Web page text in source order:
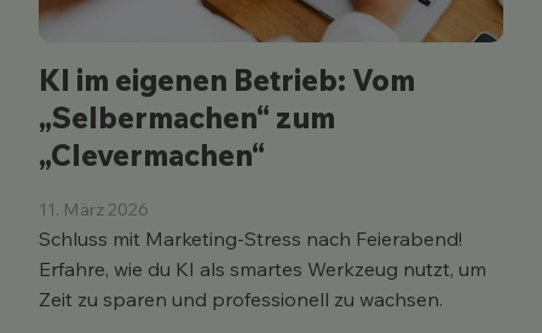
KI im eigenen Betrieb: Vom
„Selbermachen“ zum
„Clevermachen“
11. März 2026
Schluss mit Marketing-Stress nach Feierabend!
Erfahre, wie du KI als smartes Werkzeug nutzt, um
Zeit zu sparen und professionell zu wachsen.